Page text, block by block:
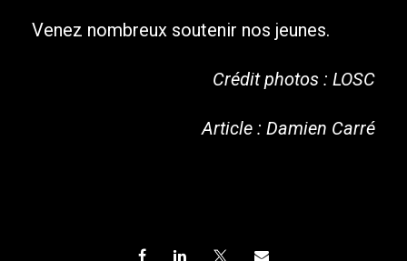
Venez nombreux soutenir nos jeunes.
Crédit photos : LOSC
Article : Damien Carré